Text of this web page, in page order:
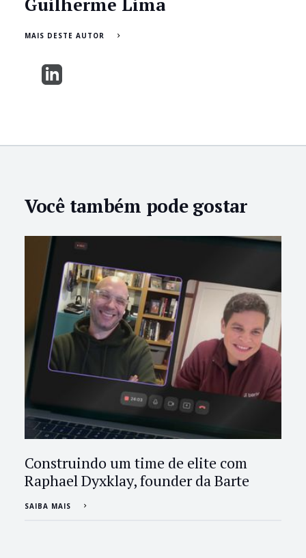
Guilherme Lima
MAIS DESTE AUTOR
Você também pode gostar
Construindo um time de elite com
Raphael Dyxklay, founder da Barte
SAIBA MAIS